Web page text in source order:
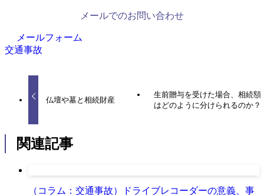
メールでのお問い合わせ
メールフォーム
交通事故
仏壇や墓と相続財産
生前贈与を受けた場合、相続額
はどのように分けられるのか？
関連記事
（コラム：交通事故）ドライブレコーダーの意義、事